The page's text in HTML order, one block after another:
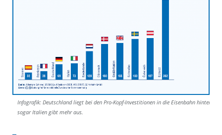
Infografik: Deutschland liegt bei den Pro-Kopf-Investitionen in die Eisenbahn hinten;
sogar Italien gibt mehr aus.